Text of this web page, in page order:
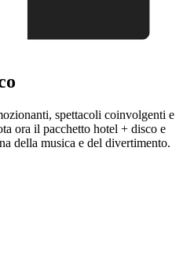
spettacoli coinvolgenti e
ora il pacchetto hotel + disco e
della musica e del divertimento.